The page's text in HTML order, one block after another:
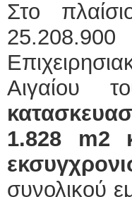
Στο
Αιγαίου
1.828 m2
συνολικού